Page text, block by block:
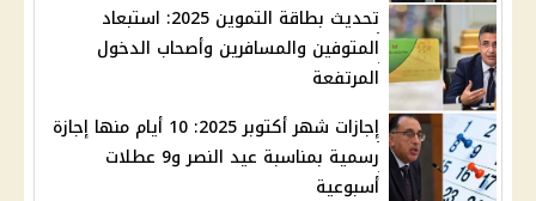
تحديث بطاقة التموين 2025: استبعاد
المتوفين والمسافرين وأصحاب الدخول
المرتفعة
إجازات شهر أكتوبر 2025: 10 أيام منها إجازة
رسمية بمناسبة عيد النصر و9 عطلات
أسبوعية